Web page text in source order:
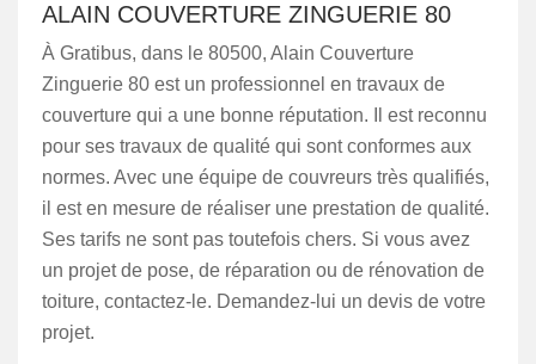
ALAIN COUVERTURE ZINGUERIE 80
À Gratibus, dans le 80500, Alain Couverture
Zinguerie 80 est un professionnel en travaux de
couverture qui a une bonne réputation. Il est reconnu
pour ses travaux de qualité qui sont conformes aux
normes. Avec une équipe de couvreurs très qualifiés,
il est en mesure de réaliser une prestation de qualité.
Ses tarifs ne sont pas toutefois chers. Si vous avez
un projet de pose, de réparation ou de rénovation de
toiture, contactez-le. Demandez-lui un devis de votre
projet.